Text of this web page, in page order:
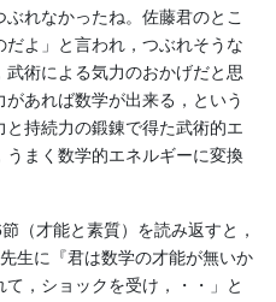
れなかったね。佐藤君のとこ
よ」と言われ，つぶれそうな
術による気力のおかげだと思
あれば数学が出来る，という
持続力の鍛錬で得た武術的エ
まく数学的エネルギーに変換
（才能と素質）を読み返すと，
生に『君は数学の才能が無いか
，ショックを受け，・・」と